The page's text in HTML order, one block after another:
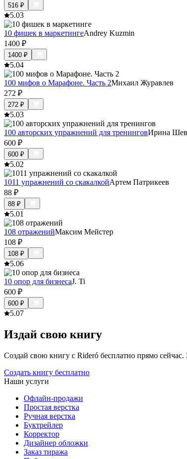
516 ₽
5.03
10 фишек в маркетингеAndrey Kuzmin
1400 ₽
1400 ₽
5.04
100 мифов о Марафоне. Часть 2Михаил Журавлев
272 ₽
272 ₽
5.03
100 авторских упражнений для тренинговИрина
600 ₽
600 ₽
5.02
1011 упражнений со скакалкойАртем Патрикеев
88 ₽
88 ₽
5.01
108 отраженийМаксим Мейстер
108 ₽
108 ₽
5.06
10 опор для бизнесаJ. Ti
600 ₽
600 ₽
5.07
Издай свою книгу
Создай свою книгу с Rideró бесплатно прямо сейчас.
Создать книгу бесплатно
Наши услуги
Офлайн-продажи
Простая верстка
Ручная верстка
Буктрейлер
Корректор
Дизайнер обложки
Заказ тиража